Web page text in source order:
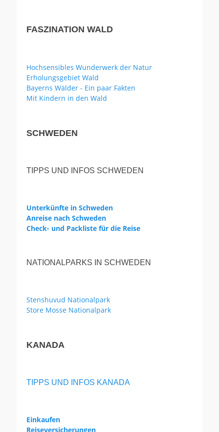
FASZINATION WALD
Hochsensibles Wunderwerk der Natur
Erholungsgebiet Wald
Bayerns Wälder - Ein paar Fakten
Mit Kindern in den Wald
SCHWEDEN
TIPPS UND INFOS SCHWEDEN
Unterkünfte in Schweden
Anreise nach Schweden
Check- und Packliste für die Reise
NATIONALPARKS IN SCHWEDEN
Stenshuvud Nationalpark
Store Mosse Nationalpark
KANADA
TIPPS UND INFOS KANADA
Einkaufen
Reiseversicherungen